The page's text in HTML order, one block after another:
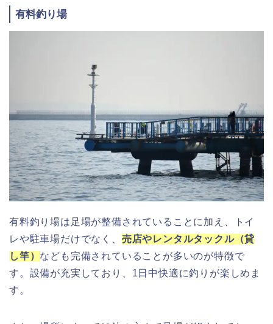
有料釣り場
有料釣り場は足場が整備されていることに加え、トイ
レや駐車場だけでなく、 売店やレンタルタックル（貸
し竿） なども完備されていることが多いのが特徴で
す。設備が充実しており、1日中快適に釣りが楽しめま
す。